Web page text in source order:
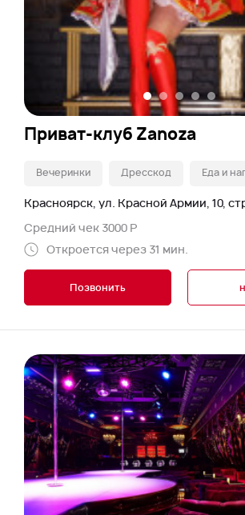
Приват-клуб Zanoza
Вечеринки Дресскод Еда и
Красноярск, ул. Красной Армии, 10,
Средний чек 3000 Р
Откроется через 31 мин.
Позвонить